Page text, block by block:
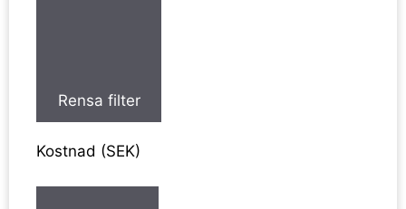
Rensa filter
Kostnad (SEK)